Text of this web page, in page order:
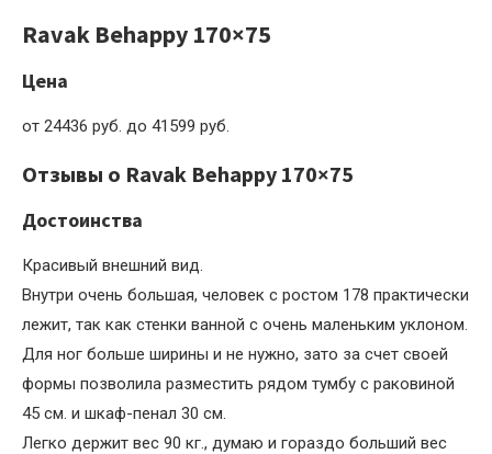
Ravak Behappy 170×75
Цена
от 24436 руб. до 41599 руб.
Отзывы о Ravak Behappy 170×75
Достоинства
Красивый внешний вид.
Внутри очень большая, человек с ростом 178 практически
лежит, так как стенки ванной с очень маленьким уклоном.
Для ног больше ширины и не нужно, зато за счет своей
формы позволила разместить рядом тумбу с раковиной
45 см. и шкаф-пенал 30 см.
Легко держит вес 90 кг., думаю и гораздо больший вес